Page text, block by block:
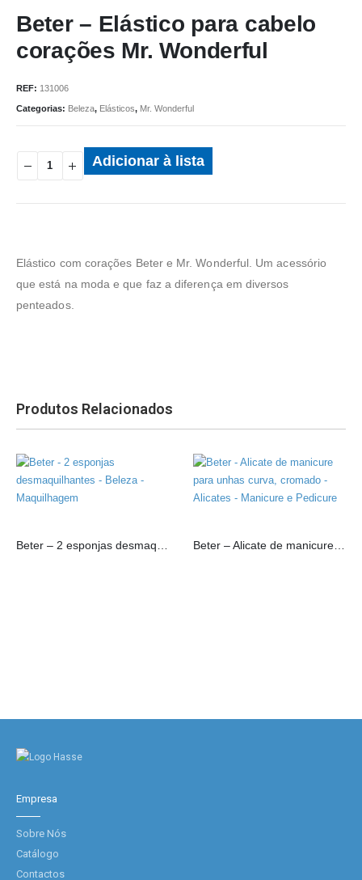
Beter – Elástico para cabelo
corações Mr. Wonderful
REF: 131006
Categorias: Beleza, Elásticos, Mr. Wonderful
Adicionar à lista
Elástico com corações Beter e Mr. Wonderful. Um acessório
que está na moda e que faz a diferença em diversos
penteados.
Produtos Relacionados
Empresa
Sobre Nós
Catálogo
Contactos